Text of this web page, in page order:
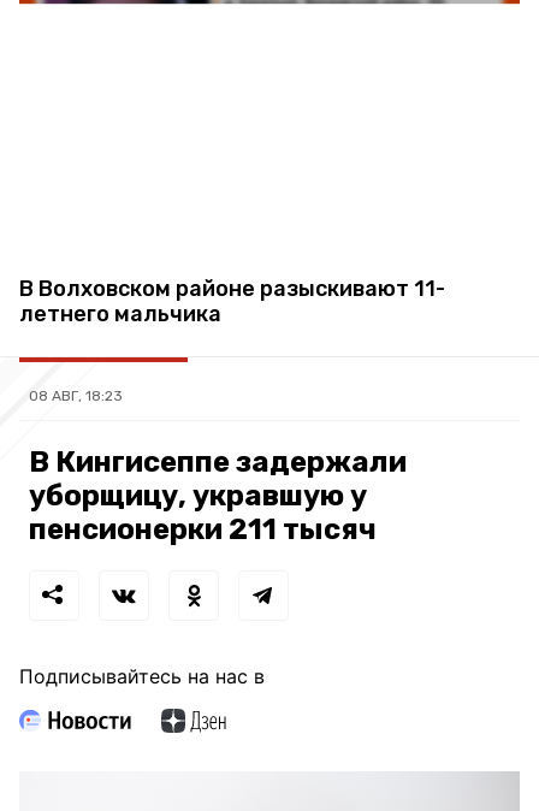
В Волховском районе разыскивают 11-
летнего мальчика
08 АВГ, 18:23
В Кингисеппе задержали
уборщицу, укравшую у
пенсионерки 211 тысяч
Подписывайтесь на нас в